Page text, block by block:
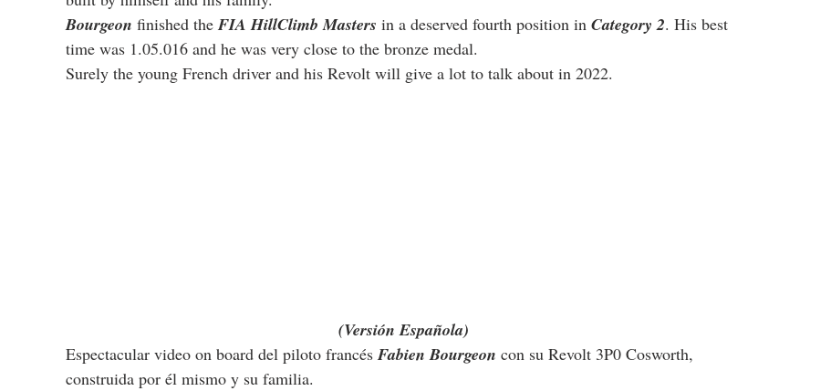
Bourgeon finished the FIA ​​HillClimb Masters in a deserved fourth position in Category 2. His best
time was 1.05.016 and he was very close to the bronze medal.
Surely the young French driver and his Revolt will give a lot to talk about in 2022.
(Versión Española)
Espectacular video on board del piloto francés Fabien Bourgeon con su Revolt 3P0 Cosworth,
construida por él mismo y su familia.